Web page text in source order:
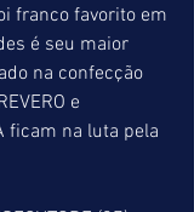
franco favorito em
é seu maior
na confecção
e
ficam na luta pela